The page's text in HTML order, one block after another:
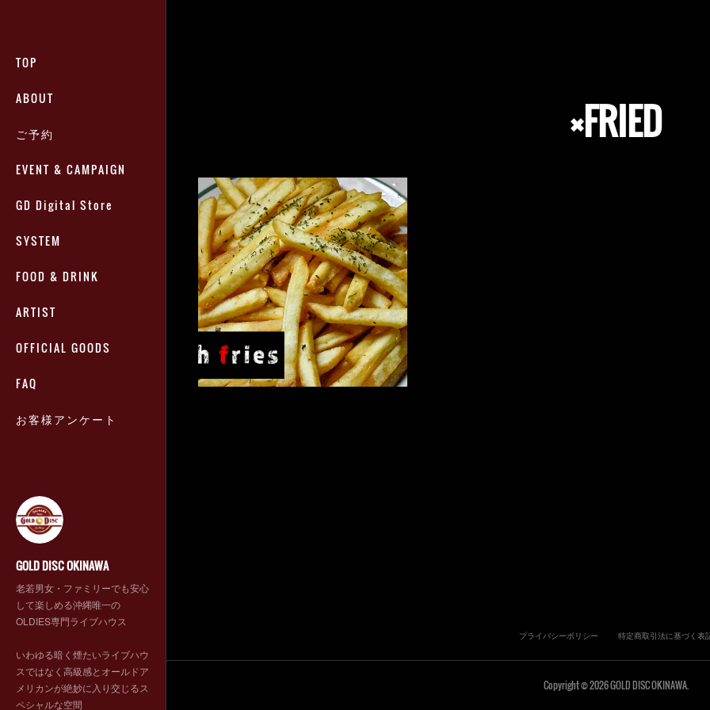
TOP
ABOUT
ご予約
EVENT & CAMPAIGN
GD Digital Store
SYSTEM
FOOD & DRINK
ARTIST
OFFICIAL GOODS
FAQ
お客様アンケート
GOLD DISC OKINAWA
老若男女・ファミリーでも安心
して楽しめる沖縄唯一の
OLDIES専門ライブハウス
いわゆる暗く煙たいライブハウ
スではなく高級感とオールドア
メリカンが絶妙に入り交じるス
ペシャルな空間
×FRIED
プライバシーポリシー 特定商取引法に基づく表
Copyright ©2026GOLD DISC OKINAWA.